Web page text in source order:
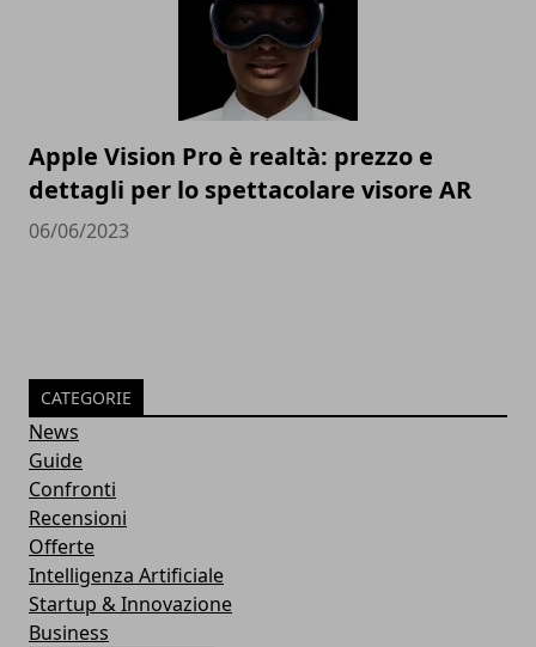
Apple Vision Pro è realtà: prezzo e
dettagli per lo spettacolare visore AR
06/06/2023
CATEGORIE
News
Guide
Confronti
Recensioni
Offerte
Intelligenza Artificiale
Startup & Innovazione
Business